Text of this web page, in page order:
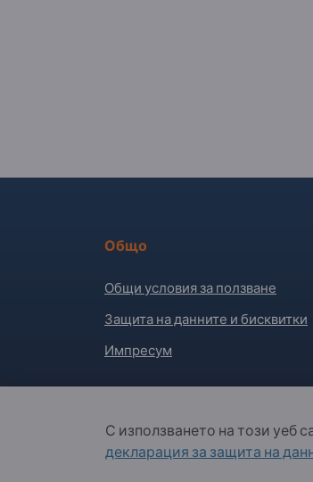
Общо
Общи условия за ползване
Защита на данните и бисквитки
Импресум
Copyright © 2026 Exportpages
С използването на този уеб
декларация за защита на